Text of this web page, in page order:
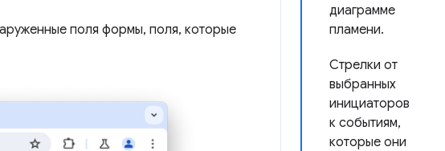
диаграмме
пламени.
Стрелки от
выбранных
инициаторов
к событиям,
которые они
поля формы, поля, которые